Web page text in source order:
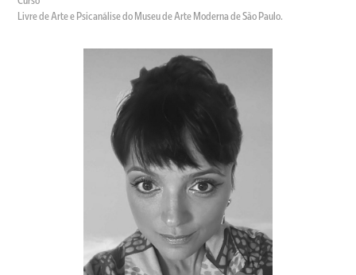
Livre de Arte e Psicanálise do Museu de Arte Moderna de São Paulo.